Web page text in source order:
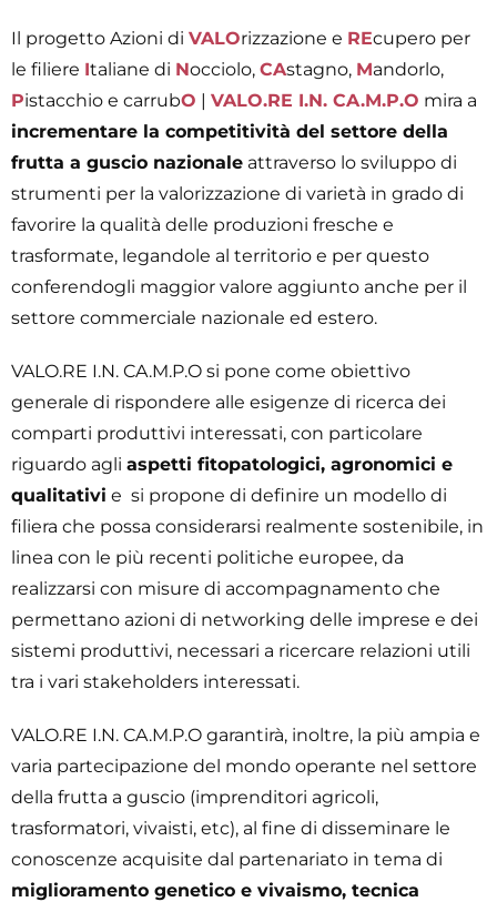
Il progetto Azioni di VALOrizzazione e REcupero per
le filiere Italiane di Nocciolo, CAstagno, Mandorlo,
Pistacchio e carrubO | VALO.RE I.N. CA.M.P.O mira a
incrementare la competitività del settore della
frutta a guscio nazionale attraverso lo sviluppo di
strumenti per la valorizzazione di varietà in grado di
favorire la qualità delle produzioni fresche e
trasformate, legandole al territorio e per questo
conferendogli maggior valore aggiunto anche per il
settore commerciale nazionale ed estero.
VALO.RE I.N. CA.M.P.O si pone come obiettivo
generale di rispondere alle esigenze di ricerca dei
comparti produttivi interessati, con particolare
riguardo agli aspetti fitopatologici, agronomici e
qualitativi e si propone di definire un modello di
filiera che possa considerarsi realmente sostenibile, in
linea con le più recenti politiche europee, da
realizzarsi con misure di accompagnamento che
permettano azioni di networking delle imprese e dei
sistemi produttivi, necessari a ricercare relazioni utili
tra i vari stakeholders interessati.
VALO.RE I.N. CA.M.P.O garantirà, inoltre, la più ampia e
varia partecipazione del mondo operante nel settore
della frutta a guscio (imprenditori agricoli,
trasformatori, vivaisti, etc), al fine di disseminare le
conoscenze acquisite dal partenariato in tema di
miglioramento genetico e vivaismo, tecnica